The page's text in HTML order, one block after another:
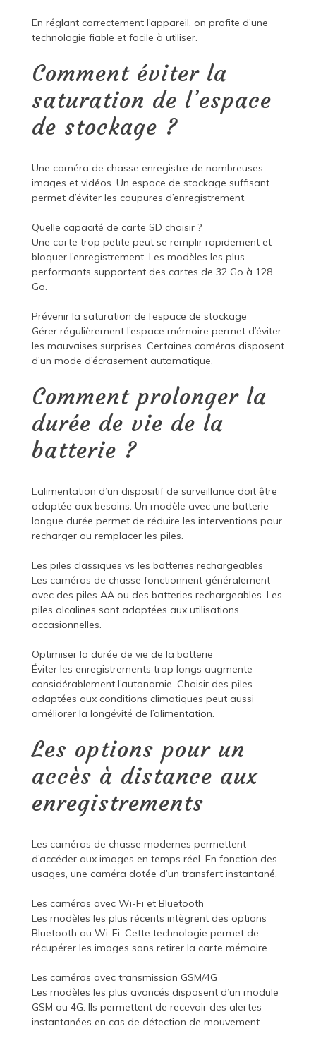
En réglant correctement l’appareil, on profite d’une
technologie fiable et facile à utiliser.
Comment éviter la
saturation de l’espace
de stockage ?
Une caméra de chasse enregistre de nombreuses
images et vidéos. Un espace de stockage suffisant
permet d’éviter les coupures d’enregistrement.
Quelle capacité de carte SD choisir ?
Une carte trop petite peut se remplir rapidement et
bloquer l’enregistrement. Les modèles les plus
performants supportent des cartes de 32 Go à 128
Go.
Prévenir la saturation de l’espace de stockage
Gérer régulièrement l’espace mémoire permet d’éviter
les mauvaises surprises. Certaines caméras disposent
d’un mode d’écrasement automatique.
Comment prolonger la
durée de vie de la
batterie ?
L’alimentation d’un dispositif de surveillance doit être
adaptée aux besoins. Un modèle avec une batterie
longue durée permet de réduire les interventions pour
recharger ou remplacer les piles.
Les piles classiques vs les batteries rechargeables
Les caméras de chasse fonctionnent généralement
avec des piles AA ou des batteries rechargeables. Les
piles alcalines sont adaptées aux utilisations
occasionnelles.
Optimiser la durée de vie de la batterie
Éviter les enregistrements trop longs augmente
considérablement l’autonomie. Choisir des piles
adaptées aux conditions climatiques peut aussi
améliorer la longévité de l’alimentation.
Les options pour un
accès à distance aux
enregistrements
Les caméras de chasse modernes permettent
d’accéder aux images en temps réel. En fonction des
usages, une caméra dotée d’un transfert instantané.
Les caméras avec Wi-Fi et Bluetooth
Les modèles les plus récents intègrent des options
Bluetooth ou Wi-Fi. Cette technologie permet de
récupérer les images sans retirer la carte mémoire.
Les caméras avec transmission GSM/4G
Les modèles les plus avancés disposent d’un module
GSM ou 4G. Ils permettent de recevoir des alertes
instantanées en cas de détection de mouvement.